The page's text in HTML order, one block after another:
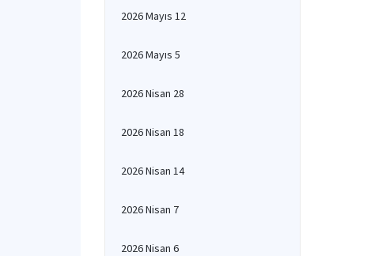
2026 Mayıs 12
2026 Mayıs 5
2026 Nisan 28
2026 Nisan 18
2026 Nisan 14
2026 Nisan 7
2026 Nisan 6